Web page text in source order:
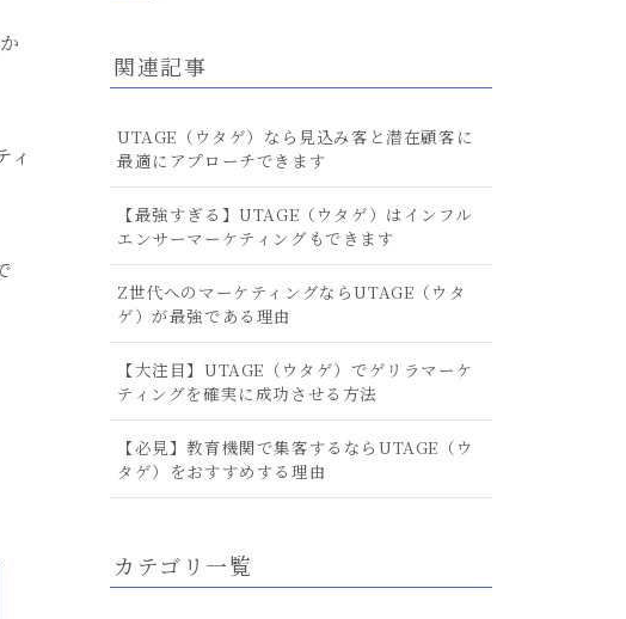
ィ
関連記事
UTAGE（ウタゲ）なら見込み客と潜在顧客に
最適にアプローチできます
【最強すぎる】UTAGE（ウタゲ）はインフル
エンサーマーケティングもできます
Z世代へのマーケティングならUTAGE（ウタ
ゲ）が最強である理由
【大注目】UTAGE（ウタゲ）でゲリラマーケ
ティングを確実に成功させる方法
【必見】教育機関で集客するならUTAGE（ウ
タゲ）をおすすめする理由
カテゴリ一覧